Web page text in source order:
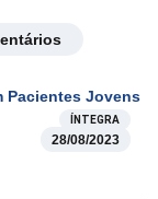
Pacientes Jovens
ÍNTEGRA
28/08/2023